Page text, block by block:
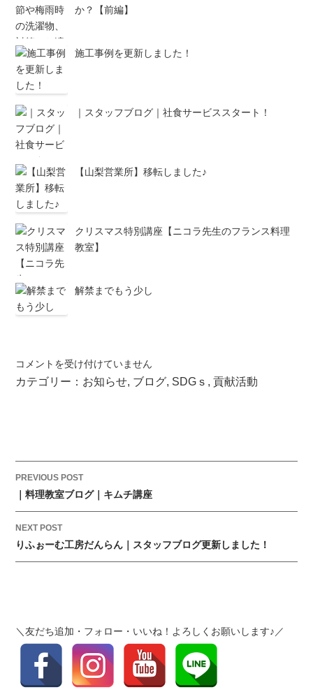
か？【前編】
施工事例を更新しました！
｜スタッフブログ｜社食サービススタート！
【山梨営業所】移転しました♪
クリスマス特別講座【ニコラ先生のフランス料理
教室】
解禁までもう少し
『シ
ル
認
定
事
者』
認
せ
は
コメントを受け付けていません
カテゴリー： お知らせ, ブログ, SDGｓ ,貢献活動
P
o
s
t
n
a
a
o
PREVIOUS POST
｜料理教室ブログ｜キムチ講座
NEXT POST
りふぉーむ工房だんらん｜スタッフブログ更新しました！
＼友だち追加・フォロー・いいね！よろしくお願いします♪／